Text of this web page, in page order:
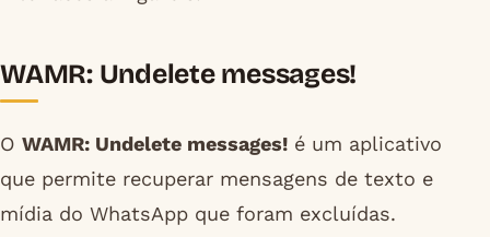
WAMR: Undelete messages!
O WAMR: Undelete messages! é um aplicativo
que permite recuperar mensagens de texto e
mídia do WhatsApp que foram excluídas.